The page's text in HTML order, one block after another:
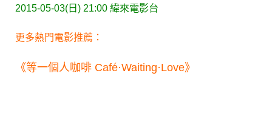
2015-05-03(日) 21:00 緯來電影台
更多熱門電影推薦：
《等一個人咖啡 Café·Waiting·Love》